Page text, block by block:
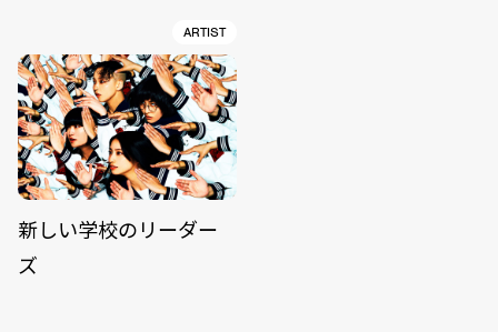
ARTIST
新しい学校のリーダー
ズ